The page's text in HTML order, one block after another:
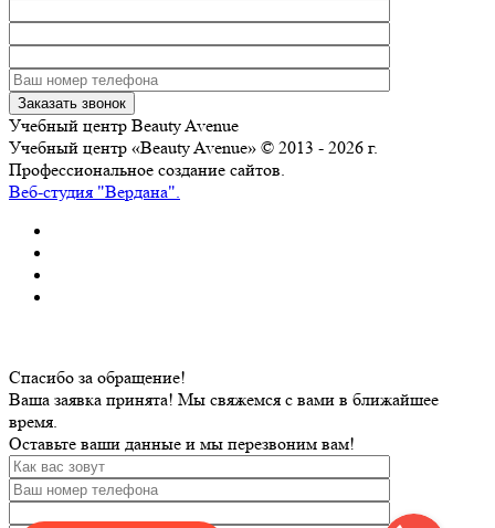
Учебный центр Beauty Avenue
Учебный центр «Beauty Avenue» © 2013 - 2026 г.
Профессиональное создание сайтов.
Веб-студия "Вердана".
Спасибо за обращение!
Ваша заявка принята! Мы свяжемся с вами в ближайшее
время.
Оставьте ваши данные и мы перезвоним вам!